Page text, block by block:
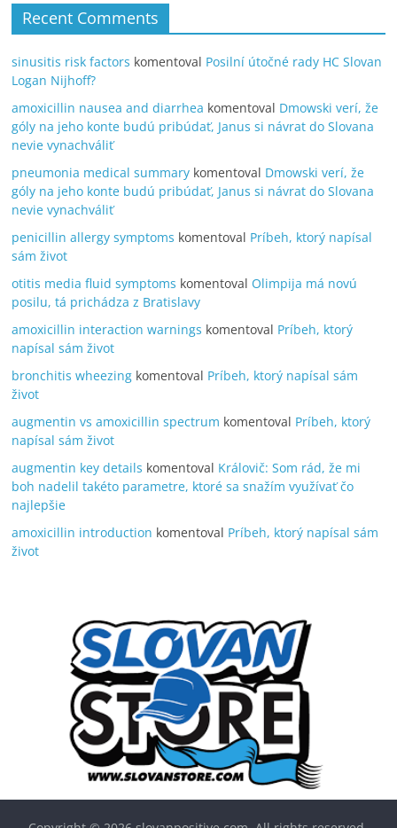
Recent Comments
sinusitis risk factors komentoval Posilní útočné rady HC Slovan
Logan Nijhoff?
amoxicillin nausea and diarrhea komentoval Dmowski verí, že
góly na jeho konte budú pribúdať, Janus si návrat do Slovana
nevie vynachváliť
pneumonia medical summary komentoval Dmowski verí, že
góly na jeho konte budú pribúdať, Janus si návrat do Slovana
nevie vynachváliť
penicillin allergy symptoms komentoval Príbeh, ktorý napísal
sám život
otitis media fluid symptoms komentoval Olimpija má novú
posilu, tá prichádza z Bratislavy
amoxicillin interaction warnings komentoval Príbeh, ktorý
napísal sám život
bronchitis wheezing komentoval Príbeh, ktorý napísal sám
život
augmentin vs amoxicillin spectrum komentoval Príbeh, ktorý
napísal sám život
augmentin key details komentoval Královič: Som rád, že mi
boh nadelil takéto parametre, ktoré sa snažím využívať čo
najlepšie
amoxicillin introduction komentoval Príbeh, ktorý napísal sám
život